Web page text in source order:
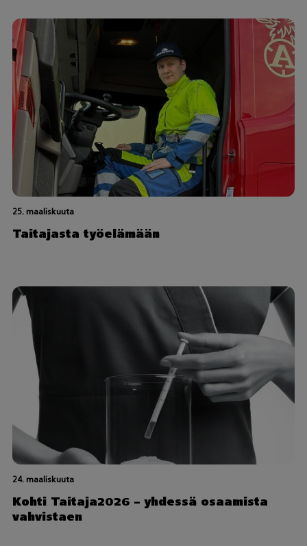
25. maaliskuuta
Taitajasta työelämään
24. maaliskuuta
Kohti Taitaja2026 – yhdessä osaamista
vahvistaen